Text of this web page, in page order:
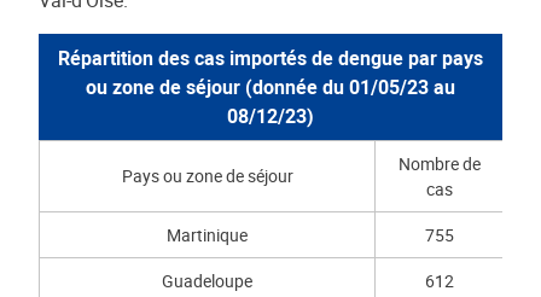
Répartition des cas importés de dengue par pays
ou zone de séjour (donnée du 01/05/23 au
08/12/23)
Pays ou zone de séjour
Nombre de
cas
Martinique
755
Guadeloupe
612